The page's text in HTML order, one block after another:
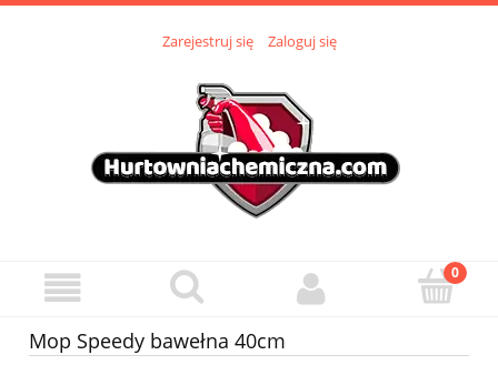
Zarejestruj się Zaloguj się
Mop Speedy bawełna 40cm